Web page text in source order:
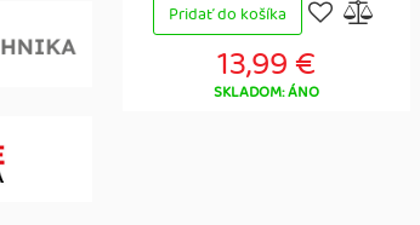
Pridať do košíka
13,99 €
SKLADOM: ÁNO